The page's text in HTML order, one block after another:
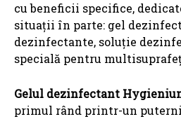
cu beneficii specifice,
situații în parte: gel
dezinfectante, soluție
specială pentru
Gelul dezinfectant
primul rând printr-un